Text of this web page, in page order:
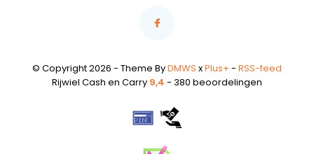
© Copyright 2026 - Theme ByDMWS xPlus+ - RSS-feed
Rijwiel Cash en Carry 9,4 - 380 beoordelingen